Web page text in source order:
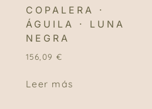
COPALERA ·
ÁGUILA · LUNA
NEGRA
156,09€
Leer más